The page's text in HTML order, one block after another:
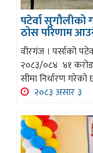
पटेर्वा
ठोस परिणाम
वीरगंज । पर्साको
२०८३/०८४ ४१
सीमा निर्धारण गरेको
२०८३ असार ३